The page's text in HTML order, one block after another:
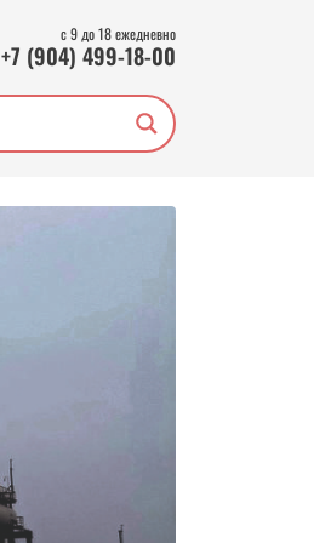
с 9 до 18 ежедневно
+7 (904) 499-18-00